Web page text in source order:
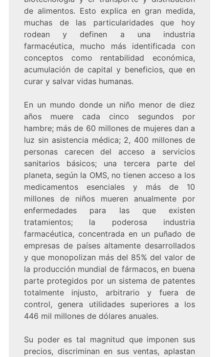
de alimentos. Esto explica en gran medida,
muchas de las particularidades que hoy
rodean y definen a una industria
farmacéutica, mucho más identificada con
conceptos como rentabilidad económica,
acumulación de capital y beneficios, que en
curar y salvar vidas humanas.
En un mundo donde un niño menor de diez
años muere cada cinco segundos por
hambre; más de 60 millones de mujeres dan a
luz sin asistencia médica; 2, 400 millones de
personas carecen del acceso a servicios
sanitarios básicos; una tercera parte del
planeta, según la OMS, no tienen acceso a los
medicamentos esenciales y más de 10
millones de niños mueren anualmente por
enfermedades para las que existen
tratamientos; la poderosa industria
farmacéutica, concentrada en un puñado de
empresas de países altamente desarrollados
y que monopolizan más del 85% del valor de
la producción mundial de fármacos, en buena
parte protegidos por un sistema de patentes
totalmente injusto, arbitrario y fuera de
control, genera utilidades superiores a los
446 mil millones de dólares anuales.
Su poder es tal magnitud que imponen sus
precios, discriminan en sus ventas, aplastan